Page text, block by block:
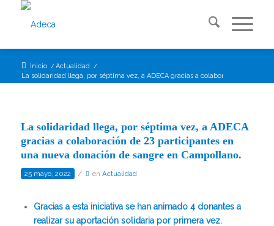
Inicio / Actualidad /
La solidaridad llega, por séptima vez, a ADECA gracias a colaboración d...
La solidaridad llega, por séptima vez, a ADECA
gracias a colaboración de 23 participantes en
una nueva donación de sangre en Campollano.
25 mayo, 2022 / en Actualidad
Gracias a esta iniciativa se han animado 4 donantes a
realizar su aportación solidaria por primera vez.